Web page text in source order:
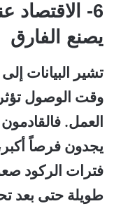
6-
يصنع الفارق
تشير البيانات
وقت الوصول
العمل.
يجدون فرصاً
فترات الركود
طويلة حتى بعد